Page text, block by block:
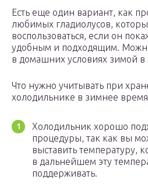
Есть еще один вариант, как
любимых гладиолусов,
воспользоваться, если он
удобным и подходящим.
в домашних условиях зимой в
Что нужно учитывать при
холодильнике в зимнее
Холодильник хорошо
процедуры, так как вы
выставить температуру,
в дальнейшем эту
поддерживать.